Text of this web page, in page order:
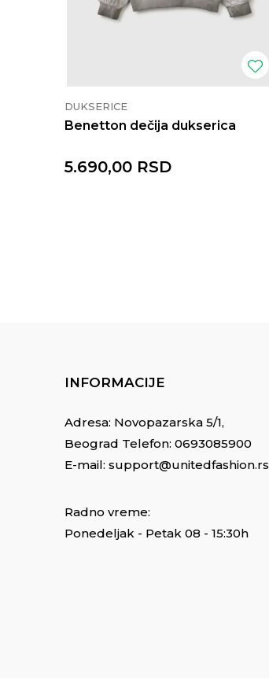
DUKSERICE
Benetton dečija dukserica
5.690,00 RSD
INFORMACIJE
Adresa: Novopazarska 5/1,
Beograd Telefon: 0693085900
E-mail: support@unitedfashion.rs
Radno vreme:
Ponedeljak - Petak 08 - 15:30h